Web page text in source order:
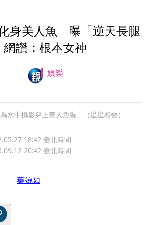
身美人魚 曝「逆天長腿
網讚：根本女神
娛樂
水中攝影穿上美人魚裝。（星星相藝）
18:42 臺北時間
20:42 臺北時間
葉婉如